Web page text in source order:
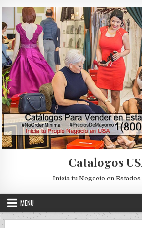
Catalogos
Inicia tu Negocio en Estados
MENU